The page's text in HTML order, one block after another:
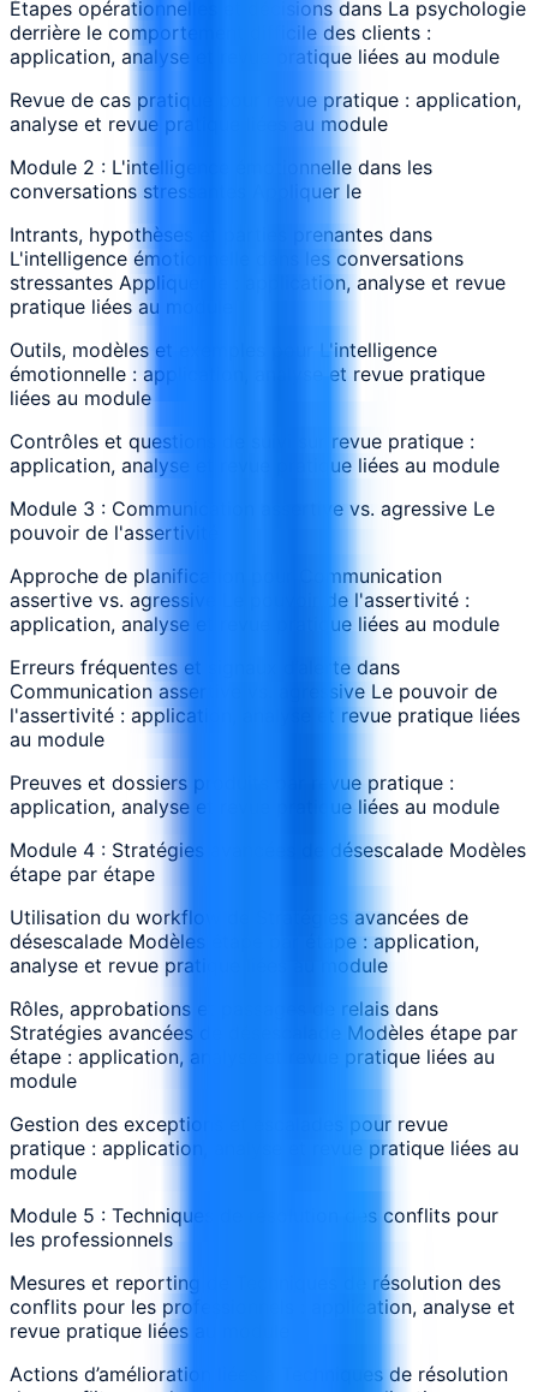
Étapes opérationnelles et décisions dans La psychologie
derrière le comportement difficile des clients :
application, analyse et revue pratique liées au module
Revue de cas pratique pour revue pratique : application,
analyse et revue pratique liées au module
Module 2 : L'intelligence émotionnelle dans les
conversations stressantes Appliquer le
Intrants, hypothèses et parties prenantes dans
L'intelligence émotionnelle dans les conversations
stressantes Appliquer le : application, analyse et revue
pratique liées au module
Outils, modèles et exemples pour L'intelligence
émotionnelle : application, analyse et revue pratique
liées au module
Contrôles et questions de suivi sur revue pratique :
application, analyse et revue pratique liées au module
Module 3 : Communication assertive vs. agressive Le
pouvoir de l'assertivité
Approche de planification pour Communication
assertive vs. agressive Le pouvoir de l'assertivité :
application, analyse et revue pratique liées au module
Erreurs fréquentes et signaux d’alerte dans
Communication assertive vs. agressive Le pouvoir de
l'assertivité : application, analyse et revue pratique liées
au module
Preuves et dossiers produits par revue pratique :
application, analyse et revue pratique liées au module
Module 4 : Stratégies avancées de désescalade Modèles
étape par étape
Utilisation du workflow de Stratégies avancées de
désescalade Modèles étape par étape : application,
analyse et revue pratique liées au module
Rôles, approbations et passages de relais dans
Stratégies avancées de désescalade Modèles étape par
étape : application, analyse et revue pratique liées au
module
Gestion des exceptions et escalades pour revue
pratique : application, analyse et revue pratique liées au
module
Module 5 : Techniques de résolution des conflits pour
les professionnels
Mesures et reporting de Techniques de résolution des
conflits pour les professionnels : application, analyse et
revue pratique liées au module
Actions d’amélioration liées à Techniques de résolution